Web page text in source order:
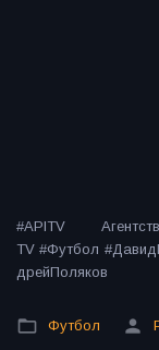
#APITV
TV #Футбол
дрейПоляков
Футбол